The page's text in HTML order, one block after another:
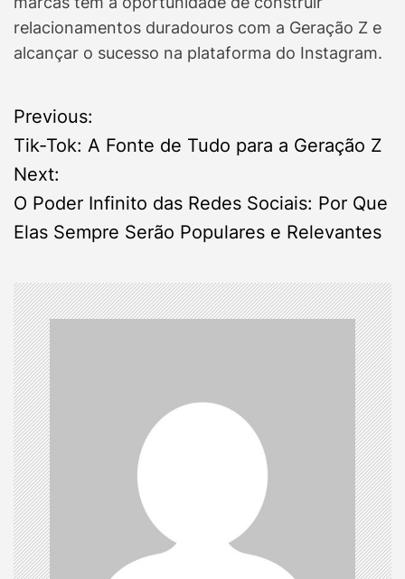
relacionamentos duradouros com a Geração Z e
alcançar o sucesso na plataforma do Instagram.
P
o
s
n
a
v
i
g
a
t
Previous:
Tik-Tok: A Fonte de Tudo para a Geração Z
Next:
O Poder Infinito das Redes Sociais: Por Que
Elas Sempre Serão Populares e Relevantes